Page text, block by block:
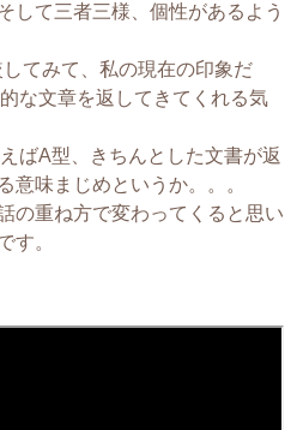
して三者三様、個性があるよう
てみて、私の現在の印象だ
な文章を返してきてくれる気
ばA型、きちんとした文書が返
意味まじめというか。。。
の重ね方で変わってくると思い
す。